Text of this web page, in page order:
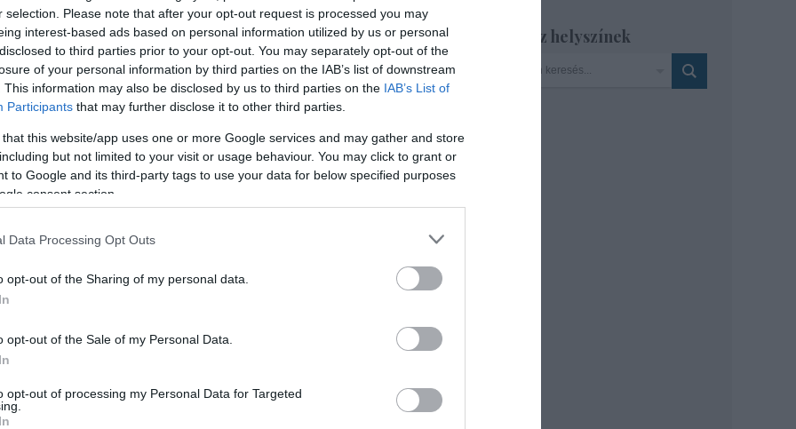
selection. Please note that after your opt-out request is processed you may
interest-based ads based on personal information utilized by us or personal
to third parties prior to your opt-out. You may separately opt-out of the
of your personal information by third parties on the IAB’s list of downstream
This information may also be disclosed by us to third parties on the IAB’s List of
Participants that may further disclose it to other third parties.
that this website/app uses one or more Google services and may gather and store
but not limited to your visit or usage behaviour. You may click to grant or
to Google and its third-party tags to use your data for below specified purposes
consent section.
Data Processing Opt Outs
opt-out of the Sharing of my personal data.
opt-out of the Sale of my Personal Data.
opt-out of processing my Personal Data for Targeted
n.
Helen Mirren július 26-án hetvenéves. A brit színésznő
azon kevesek egyike, aki az Oscar-díj mellett annak
televíziós megfelelőjével, az Emmy-díjjal és a színházi
Oscarnak tartott Tony-díjjal is büszkélkedhet.
a
Villáminterjú Kállai R. Gáborral
Bázis Kállai R. Gábor A vámoskisasszony című
monodrámáját Czifra Krisztina szereplésével, Harangi
Szinház helyszínek